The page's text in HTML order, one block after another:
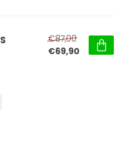
€87,00
€69,90